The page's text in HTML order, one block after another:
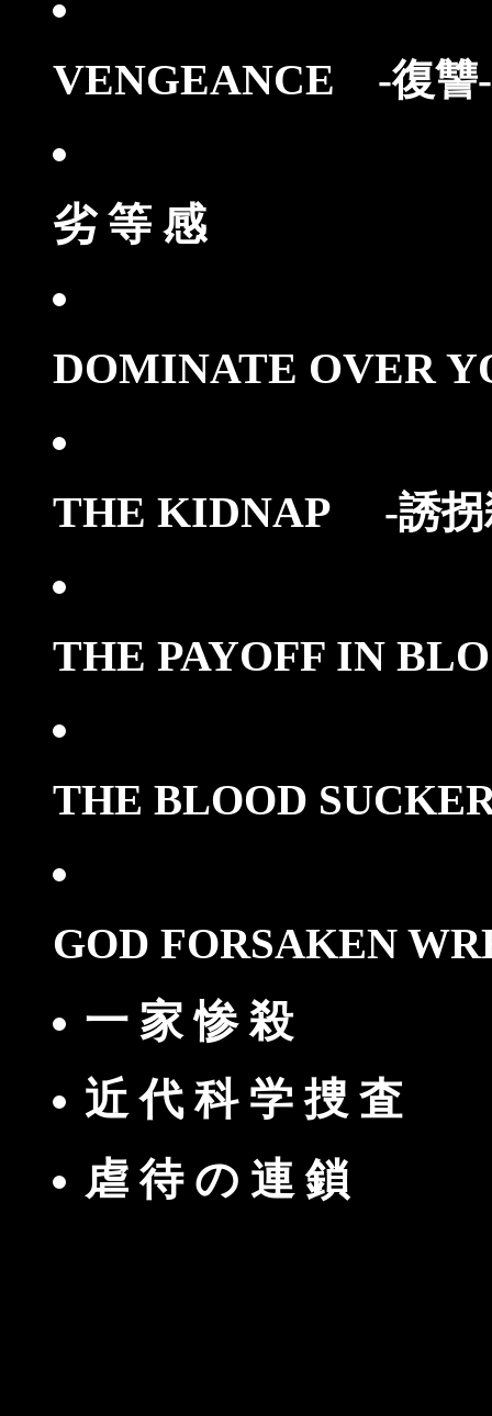
VENGEANCE -復讐-
劣 等 感
DOMINATE OVER
THE KIDNAP -誘拐
THE PAYOFF IN
THE BLOOD
GOD FORSAKEN
一 家 惨 殺
近 代 科 学 捜 査
虐 待 の 連 鎖